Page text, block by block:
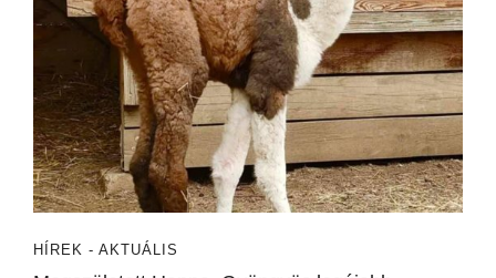
HÍREK - AKTUÁLIS